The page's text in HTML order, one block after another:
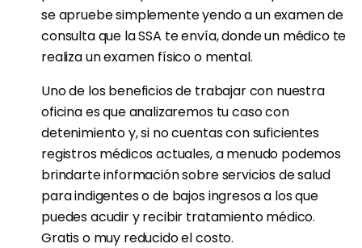
se apruebe simplemente yendo a un examen de
consulta que la SSA te envía, donde un médico te
realiza un examen físico o mental.
Uno de los beneficios de trabajar con nuestra
oficina es que analizaremos tu caso con
detenimiento y, si no cuentas con suficientes
registros médicos actuales, a menudo podemos
brindarte información sobre servicios de salud
para indigentes o de bajos ingresos a los que
puedes acudir y recibir tratamiento médico.
Gratis o muy reducido el costo.